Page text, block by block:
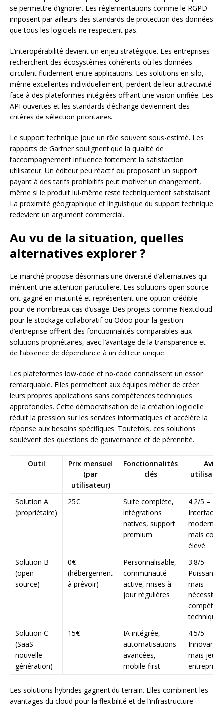
se permettre d’ignorer. Les réglementations comme le RGPD
imposent par ailleurs des standards de protection des données
que tous les logiciels ne respectent pas.
L’interopérabilité devient un enjeu stratégique. Les entreprises
recherchent des écosystèmes cohérents où les données
circulent fluidement entre applications. Les solutions en silo,
même excellentes individuellement, perdent de leur attractivité
face à des plateformes intégrées offrant une vision unifiée. Les
API ouvertes et les standards d’échange deviennent des
critères de sélection prioritaires.
Le support technique joue un rôle souvent sous-estimé. Les
rapports de Gartner soulignent que la qualité de
l’accompagnement influence fortement la satisfaction
utilisateur. Un éditeur peu réactif ou proposant un support
payant à des tarifs prohibitifs peut motiver un changement,
même si le produit lui-même reste techniquement satisfaisant.
La proximité géographique et linguistique du support technique
redevient un argument commercial.
Au vu de la situation, quelles
alternatives explorer ?
Le marché propose désormais une diversité d’alternatives qui
méritent une attention particulière. Les solutions open source
ont gagné en maturité et représentent une option crédible
pour de nombreux cas d’usage. Des projets comme Nextcloud
pour le stockage collaboratif ou Odoo pour la gestion
d’entreprise offrent des fonctionnalités comparables aux
solutions propriétaires, avec l’avantage de la transparence et
de l’absence de dépendance à un éditeur unique.
Les plateformes low-code et no-code connaissent un essor
remarquable. Elles permettent aux équipes métier de créer
leurs propres applications sans compétences techniques
approfondies. Cette démocratisation de la création logicielle
réduit la pression sur les services informatiques et accélère la
réponse aux besoins spécifiques. Toutefois, ces solutions
soulèvent des questions de gouvernance et de pérennité.
Outil
Prix mensuel
(par
utilisateur)
Fonctionnalités
clés
Avis
Solution A
(propriétaire)
25€
Suite complète,
intégrations
natives, support
premium
4.2/5 –
Interface
moderne
mais coût
élevé
Solution B
(open
source)
0€
(hébergement
à prévoir)
Personnalisable,
communauté
active, mises à
jour régulières
3.8/5 –
Puissant
mais
nécessite
techniques
Solution C
(SaaS
nouvelle
génération)
15€
IA intégrée,
automatisations
avancées,
mobile-first
4.5/5 –
Innovant
mais jeune
entreprise
Les solutions hybrides gagnent du terrain. Elles combinent les
avantages du cloud pour la flexibilité et de l’infrastructure